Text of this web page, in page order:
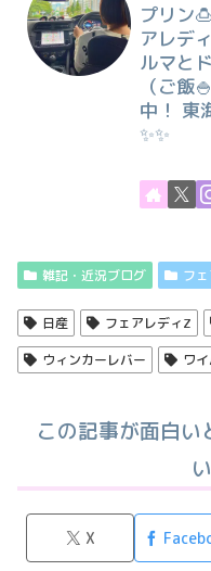
プリン
アレデ
ルマと
（ご飯
中！ 東
✨✨
雑記・近況ブログ フ
日産 フェアレディZ
ウィンカーレバー
ワ
この記事が面白い
X